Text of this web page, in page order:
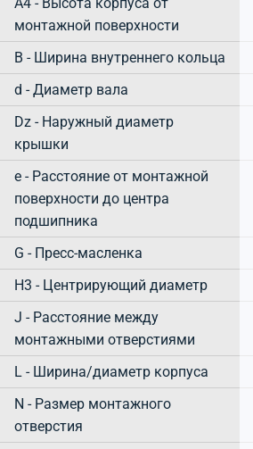
A4 - Высота корпуса от
монтажной поверхности
B - Ширина внутреннего кольца
d - Диаметр вала
Dz - Наружный диаметр
крышки
e - Расстояние от монтажной
поверхности до центра
подшипника
G - Пресс-масленка
H3 - Центрирующий диаметр
J - Расстояние между
монтажными отверстиями
L - Ширина/диаметр корпуса
N - Размер монтажного
отверстия